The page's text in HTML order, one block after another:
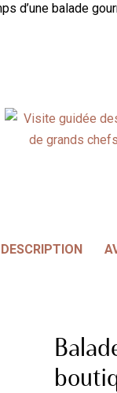
d’une balade
DESCRIPTION